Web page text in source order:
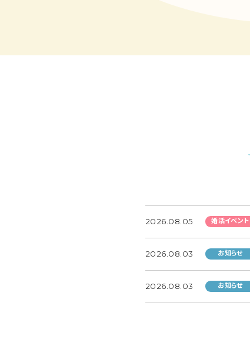
2026.08.05 婚活イベント
2026.08.03 お知らせ
2026.08.03 お知らせ